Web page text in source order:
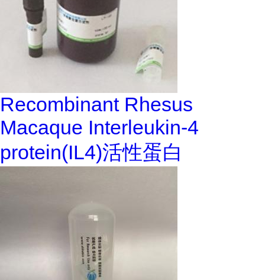
Recombinant Rhesus
Macaque Interleukin-4
protein(IL4)活性蛋白